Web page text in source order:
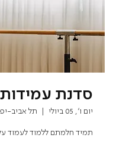
סדנת עמידות
יום ו׳, 05 ביולי תל אביב-
תמיד חלמתם ללמוד לעמוד